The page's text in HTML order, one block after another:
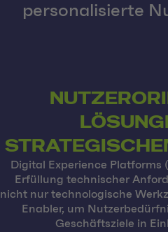
personalisierte
Digital Experience Platforms
Erfüllung technischer
nicht nur technologische
Enabler, um
Geschäftsziele in